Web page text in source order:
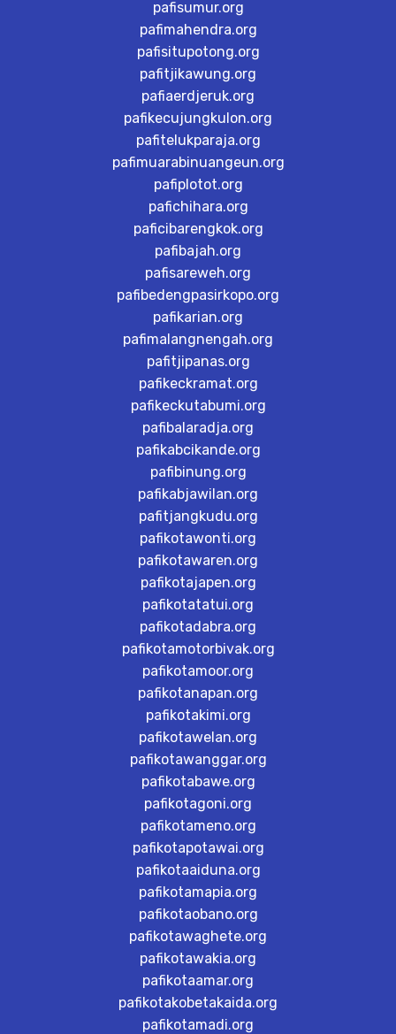
pafisumur.org
pafimahendra.org
pafisitupotong.org
pafitjikawung.org
pafiaerdjeruk.org
pafikecujungkulon.org
pafitelukparaja.org
pafimuarabinuangeun.org
pafiplotot.org
pafichihara.org
paficibarengkok.org
pafibajah.org
pafisareweh.org
pafibedengpasirkopo.org
pafikarian.org
pafimalangnengah.org
pafitjipanas.org
pafikeckramat.org
pafikeckutabumi.org
pafibalaradja.org
pafikabcikande.org
pafibinung.org
pafikabjawilan.org
pafitjangkudu.org
pafikotawonti.org
pafikotawaren.org
pafikotajapen.org
pafikotatatui.org
pafikotadabra.org
pafikotamotorbivak.org
pafikotamoor.org
pafikotanapan.org
pafikotakimi.org
pafikotawelan.org
pafikotawanggar.org
pafikotabawe.org
pafikotagoni.org
pafikotameno.org
pafikotapotawai.org
pafikotaaiduna.org
pafikotamapia.org
pafikotaobano.org
pafikotawaghete.org
pafikotawakia.org
pafikotaamar.org
pafikotakobetakaida.org
pafikotamadi.org